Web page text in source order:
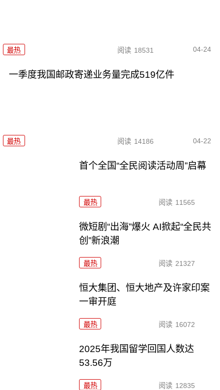
最热 阅读 18531 04-24
一季度我国邮政寄递业务量完成519亿件
最热 阅读 14186 04-22
首个全国“全民阅读活动周”启幕
最热 阅读 11565
微短剧“出海”爆火 AI掀起“全民共
创”新浪潮
最热 阅读 21327
恒大集团、恒大地产及许家印案
一审开庭
最热 阅读 16072
2025年我国留学回国人数达
53.56万
最热 阅读 12835